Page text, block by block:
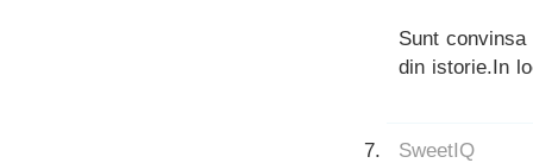
Sunt
din istorie.In
SweetIQ